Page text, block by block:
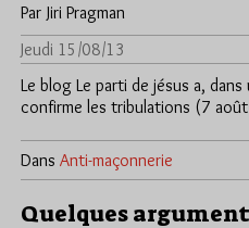
Par Jiri Pragman
Jeudi 15/08/13
Le blog Le parti de jésus a,
confirme les tribulations (7
Dans Anti-maçonnerie
Quelques